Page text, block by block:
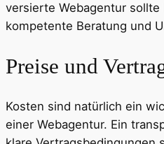
versierte Webagentur sollte
kompetente Beratung und
Preise und
Kosten sind natürlich ein
einer Webagentur. Ein